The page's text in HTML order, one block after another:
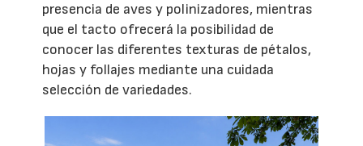
presencia de aves y polinizadores, mientras
que el tacto ofrecerá la posibilidad de
conocer las diferentes texturas de pétalos,
hojas y follajes mediante una cuidada
selección de variedades.